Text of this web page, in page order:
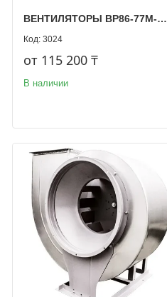
ВЕНТИЛЯТОРЫ ВР86-77М-…
3024
от 115 200 ₸
В наличии